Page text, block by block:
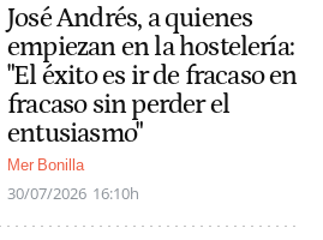
José Andrés, a quienes
empiezan en la hostelería:
"El éxito es ir de fracaso en
fracaso sin perder el
entusiasmo"
Mer Bonilla
30/07/2026 16:10h